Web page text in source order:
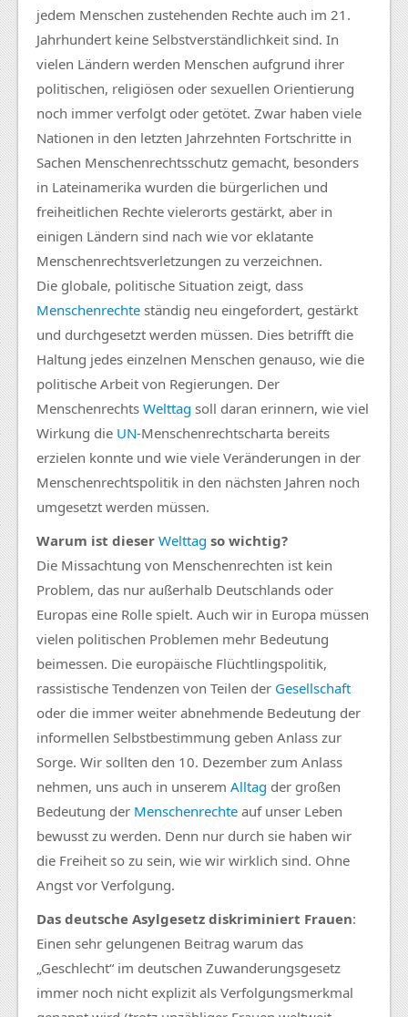
jedem Menschen zustehenden Rechte auch im 21.
Jahrhundert keine Selbstverständlichkeit sind. In
vielen Ländern werden Menschen aufgrund ihrer
politischen, religiösen oder sexuellen Orientierung
noch immer verfolgt oder getötet. Zwar haben viele
Nationen in den letzten Jahrzehnten Fortschritte in
Sachen Menschenrechtsschutz gemacht, besonders
in Lateinamerika wurden die bürgerlichen und
freiheitlichen Rechte vielerorts gestärkt, aber in
einigen Ländern sind nach wie vor eklatante
Menschenrechtsverletzungen zu verzeichnen.
Die globale, politische Situation zeigt, dass
Menschenrechte ständig neu eingefordert, gestärkt
und durchgesetzt werden müssen. Dies betrifft die
Haltung jedes einzelnen Menschen genauso, wie die
politische Arbeit von Regierungen. Der
Menschenrechts Welttag soll daran erinnern, wie viel
Wirkung die UN-Menschenrechtscharta bereits
erzielen konnte und wie viele Veränderungen in der
Menschenrechtspolitik in den nächsten Jahren noch
umgesetzt werden müssen.
Warum ist dieser Welttag so wichtig?
Die Missachtung von Menschenrechten ist kein
Problem, das nur außerhalb Deutschlands oder
Europas eine Rolle spielt. Auch wir in Europa müssen
vielen politischen Problemen mehr Bedeutung
beimessen. Die europäische Flüchtlingspolitik,
rassistische Tendenzen von Teilen der Gesellschaft
oder die immer weiter abnehmende Bedeutung der
informellen Selbstbestimmung geben Anlass zur
Sorge. Wir sollten den 10. Dezember zum Anlass
nehmen, uns auch in unserem Alltag der großen
Bedeutung der Menschenrechte auf unser Leben
bewusst zu werden. Denn nur durch sie haben wir
die Freiheit so zu sein, wie wir wirklich sind. Ohne
Angst vor Verfolgung.
Das deutsche Asylgesetz diskriminiert Frauen:
Einen sehr gelungenen Beitrag warum das
„Geschlecht“ im deutschen Zuwanderungsgesetz
immer noch nicht explizit als Verfolgungsmerkmal